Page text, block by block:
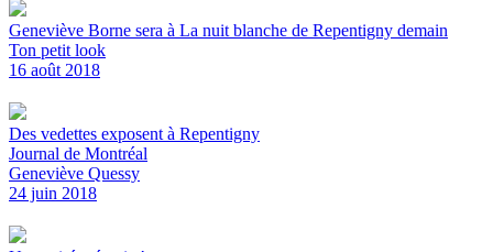
Geneviève Borne sera à La nuit blanche de Repentigny demain
Ton petit look
16 août 2018
Des vedettes exposent à Repentigny
Journal de Montréal
Geneviève Quessy
24 juin 2018